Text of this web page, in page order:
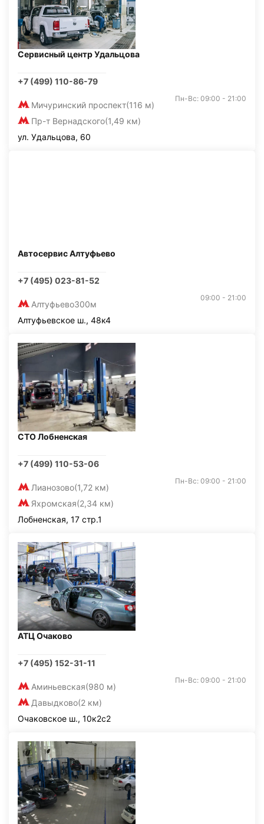
Сервисный центр Удальцова
+7 (499) 110-86-79
Мичуринский проспект(116 м)
Пр-т Вернадского(1,49 км)
Пн-Вс: 09:00 - 21:00
ул. Удальцова, 60
Автосервис Алтуфьево
+7 (495) 023-81-52
Алтуфьево300м
09:00 - 21:00
Алтуфьевское ш., 48к4
СТО Лобненская
+7 (499) 110-53-06
Лианозово(1,72 км)
Яхромская(2,34 км)
Пн-Вс: 09:00 - 21:00
Лобненская, 17 стр.1
АТЦ Очаково
+7 (495) 152-31-11
Аминьевская(980 м)
Давыдково(2 км)
Пн-Вс: 09:00 - 21:00
Очаковское ш., 10к2с2